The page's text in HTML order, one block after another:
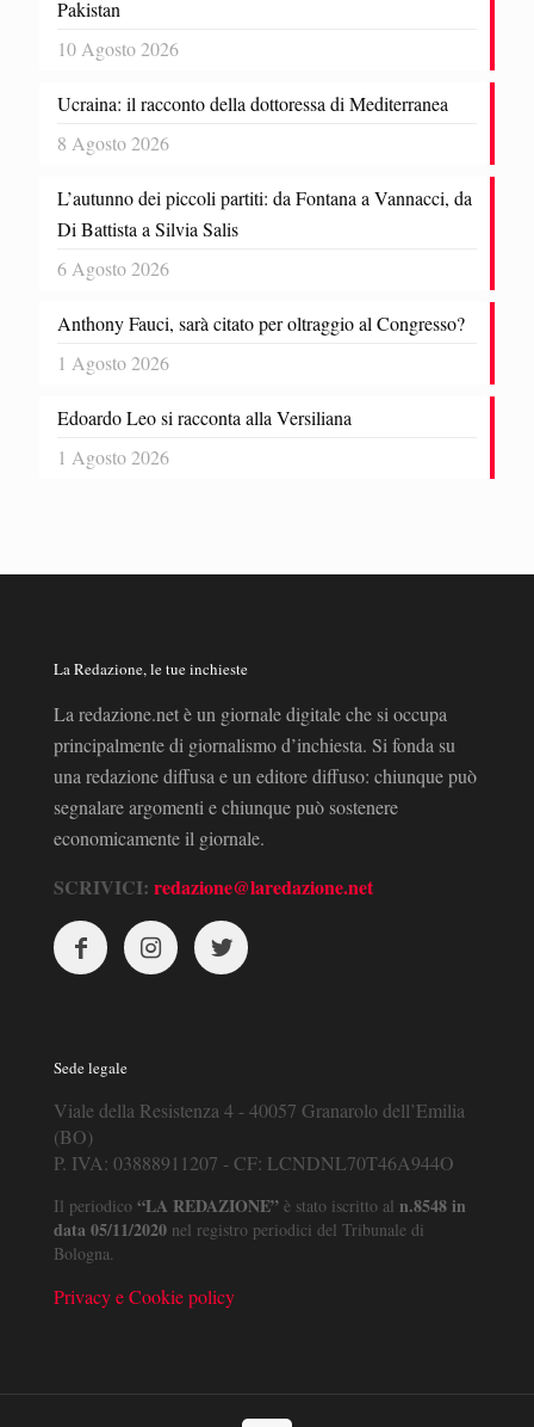
Pakistan
10 Agosto 2026
Ucraina: il racconto della dottoressa di Mediterranea
8 Agosto 2026
L’autunno dei piccoli partiti: da Fontana a Vannacci, da
Di Battista a Silvia Salis
6 Agosto 2026
Anthony Fauci, sarà citato per oltraggio al Congresso?
1 Agosto 2026
Edoardo Leo si racconta alla Versiliana
1 Agosto 2026
La Redazione, le tue inchieste
La redazione.net è un giornale digitale che si occupa
principalmente di giornalismo d’inchiesta. Si fonda su
una redazione diffusa e un editore diffuso: chiunque può
segnalare argomenti e chiunque può sostenere
economicamente il giornale.
SCRIVICI: redazione@laredazione.net
Sede legale
Viale della Resistenza 4 - 40057 Granarolo dell’Emilia
(BO)
P. IVA: 03888911207 - CF: LCNDNL70T46A944O
Il periodico “LA REDAZIONE” è stato iscritto al n.8548 in
data 05/11/2020 nel registro periodici del Tribunale di
Bologna.
Privacy e Cookie policy